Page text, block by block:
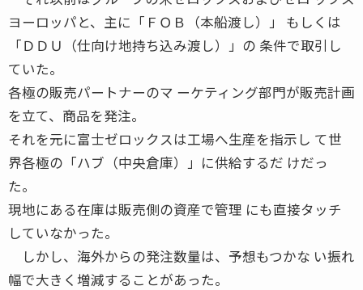
ヨーロッパと、主に「ＦＯＢ（本船渡し）」 もしくは
「ＤＤＵ（仕向け地持ち込み渡し）」の 条件で取引し
ていた。
各極の販売パートナーのマ ーケティング部門が販売計画
を立て、商品を発注。
それを元に富士ゼロックスは工場へ生産を指示し て世
界各極の「ハブ（中央倉庫）」に供給するだ けだっ
た。
現地にある在庫は販売側の資産で管理 にも直接タッチ
していなかった。
しかし、海外からの発注数量は、予想もつかな い振れ
幅で大きく増減することがあった。